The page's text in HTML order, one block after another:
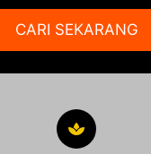
CARI SEKARANG